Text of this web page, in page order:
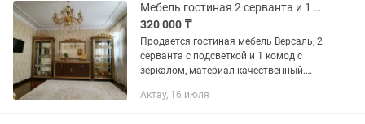
Мебель гостиная 2 серванта и 1 комод с зеркалом
320 000 ₸
Продается гостиная мебель Версаль, 2
серванта с подсветкой и 1 комод с
зеркалом, материал качественный.
Устанавливалась всего один раз.
Актау, 16 июля